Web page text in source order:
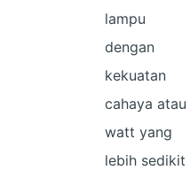
lampu
dengan
kekuatan
cahaya atau
watt yang
lebih sedikit